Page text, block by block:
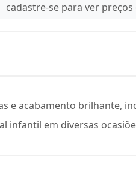
cadastre-se para ver
e acabamento brilhante,
infantil em diversas